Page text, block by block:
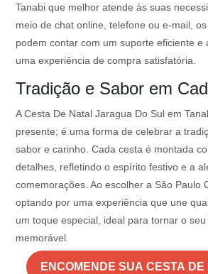
Tanabi que melhor atende às suas
meio de chat online, telefone ou e-mail,
podem contar com um suporte eficiente e
uma experiência de compra satisfatória.
Tradição e Sabor em
A Cesta De Natal Jaragua Do Sul em
presente; é uma forma de celebrar a
sabor e carinho. Cada cesta é montada
detalhes, refletindo o espírito festivo e a
comemorações. Ao escolher a São Paulo
optando por uma experiência que une
um toque especial, ideal para tornar o
memorável.
ENCOMENDE SUA CESTA DE